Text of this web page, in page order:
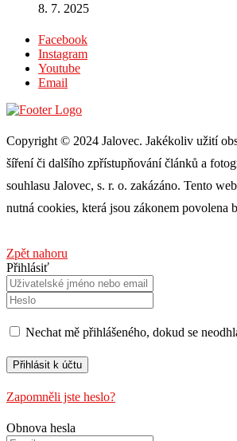
8. 7. 2025
Facebook
Instagram
Youtube
Email
Copyright © 2024 Jalovec. Jakékoliv užití
šíření či dalšího zpřístupňování článků a
souhlasu Jalovec, s. r. o. zakázáno. Tento
nutná cookies, která jsou zákonem povolena
Zpět nahoru
Přihlásiť
Nechat mě přihlášeného, ​​dokud se
Zapomněli jste heslo?
Obnova hesla